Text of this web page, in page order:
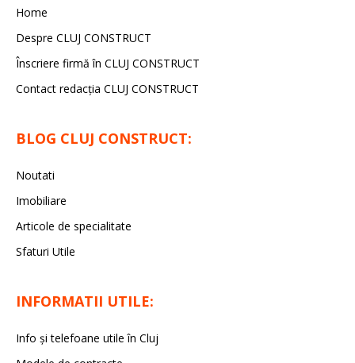
Home
Despre CLUJ CONSTRUCT
Înscriere firmă în CLUJ CONSTRUCT
Contact redacția CLUJ CONSTRUCT
BLOG CLUJ CONSTRUCT:
Noutati
Imobiliare
Articole de specialitate
Sfaturi Utile
INFORMATII UTILE:
Info și telefoane utile în Cluj